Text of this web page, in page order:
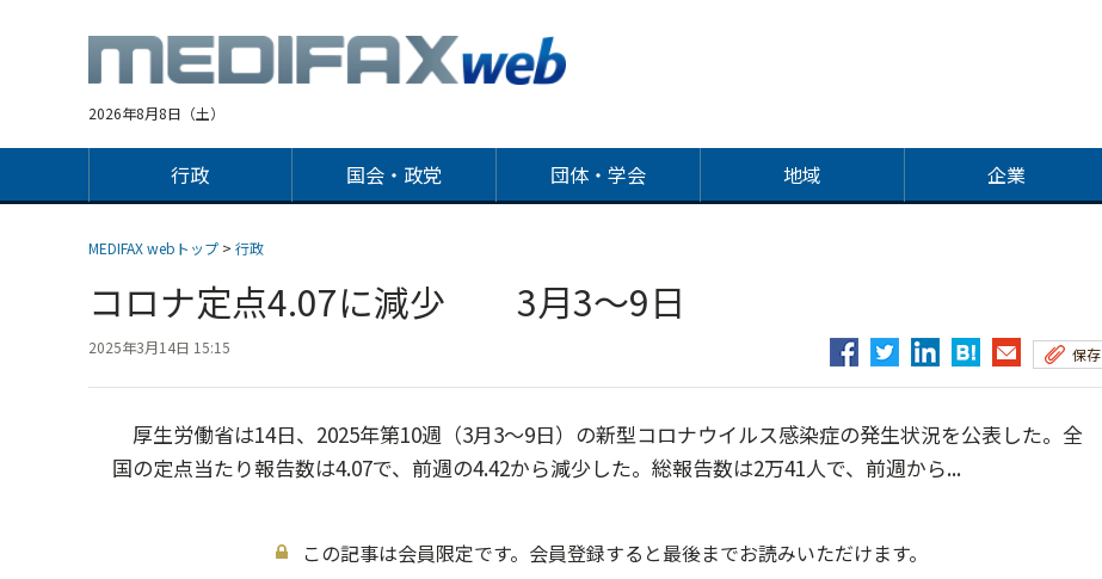
2026年8月8日（土）
行政 国会・政党 団体・学会 地域 企業
MEDIFAX webトップ > 行政
コロナ定点4.07に減少 3月3～9日
2025年3月14日 15:15 保存
厚生労働省は14日、2025年第10週（3月3～9日）の新型コロナウイルス感染症の発生状況を公表した。全
国の定点当たり報告数は4.07で、前週の4.42から減少した。総報告数は2万41人で、前週から...
この記事は会員限定です。会員登録すると最後までお読みいただけます。